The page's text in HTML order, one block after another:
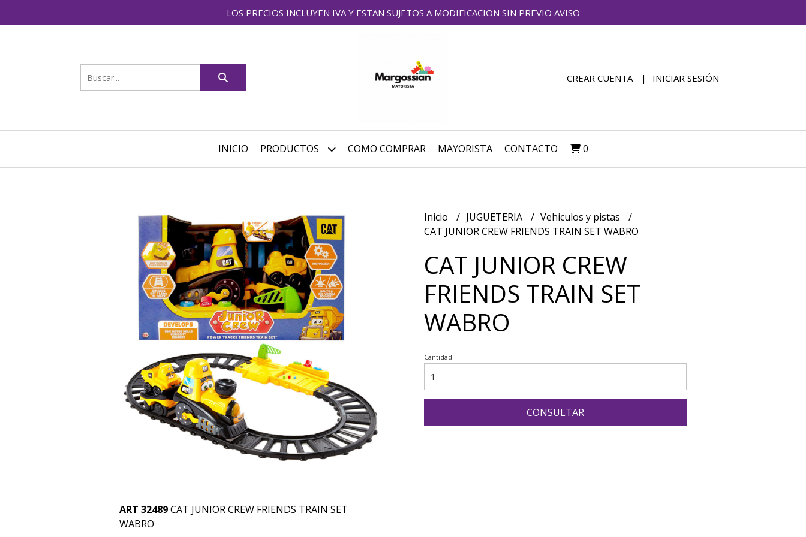
LOS PRECIOS INCLUYEN IVA Y ESTAN SUJETOS A MODIFICACION SIN PREVIO AVISO
CREAR CUENTA INICIAR SESIÓN
INICIO PRODUCTOS COMO COMPRAR MAYORISTA CONTACTO 0
ART 32489CAT JUNIOR CREW FRIENDS TRAIN SET
WABRO
Inicio JUGUETERIA
Vehiculos y pistas
CAT JUNIOR CREW FRIENDS TRAIN SET WABRO
CAT JUNIOR CREW
FRIENDS TRAIN SET
WABRO
Cantidad
CONSULTAR